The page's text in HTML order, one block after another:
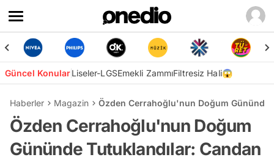
Güncel KonularLiseler-LGSEmekli ZammıFiltresiz Hali😱
Haberler Magazin Özden Cerrahoğlu'nun Doğum Gününde
Özden Cerrahoğlu'nun Doğum
Gününde Tutuklandılar: Candan